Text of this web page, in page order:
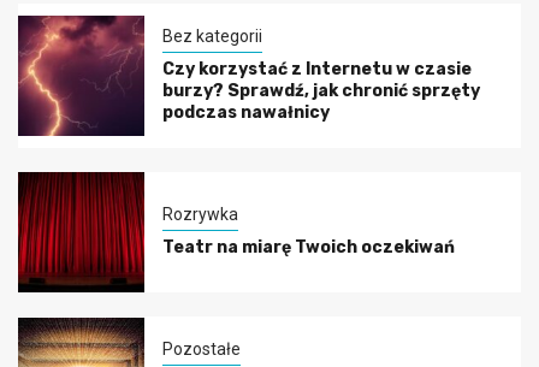
Bez kategorii
Czy korzystać z Internetu w czasie
burzy? Sprawdź, jak chronić sprzęty
podczas nawałnicy
Rozrywka
Teatr na miarę Twoich oczekiwań
Pozostałe